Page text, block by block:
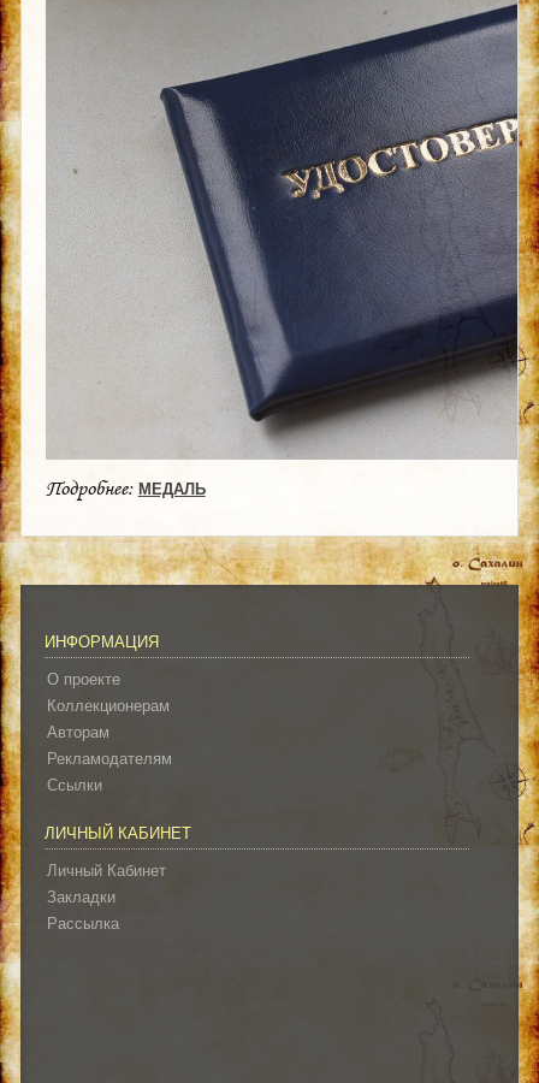
Подробнее: МЕДАЛЬ
ИНФОРМАЦИЯ
О проекте
Коллекционерам
Авторам
Рекламодателям
Ссылки
ЛИЧНЫЙ КАБИНЕТ
Личный Кабинет
Закладки
Рассылка